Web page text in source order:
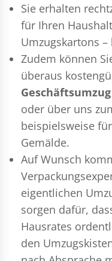
Sie erhalten
für Ihren
Umzugskartons
Zudem können
überaus
oder über uns
beispielsweise
Gemälde.
Auf Wunsch
eigentlichen
sorgen dafür,
Hausrates
den